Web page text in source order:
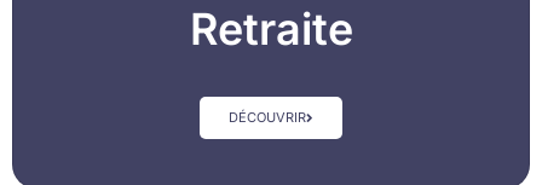
Retraite
DÉCOUVRIR